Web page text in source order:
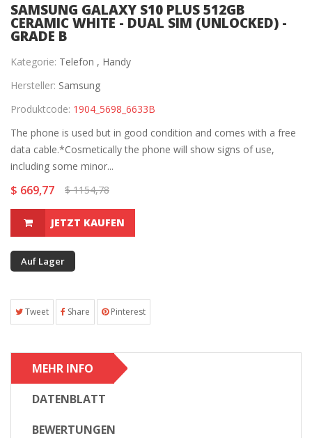
SAMSUNG GALAXY S10 PLUS 512GB
CERAMIC WHITE - DUAL SIM (UNLOCKED) -
GRADE B
Kategorie: Telefon , Handy
Hersteller: Samsung
Produktcode: 1904_5698_6633B
The phone is used but in good condition and comes with a free
data cable.*Cosmetically the phone will show signs of use,
including some minor...
$ 669,77 $ 1154,78
JETZT KAUFEN
Auf Lager
Tweet Share Pinterest
MEHR INFO
DATENBLATT
BEWERTUNGEN